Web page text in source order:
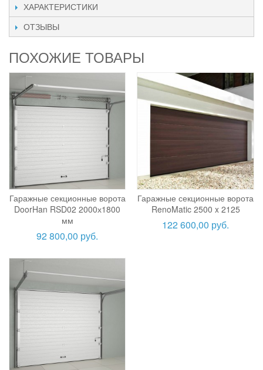
ХАРАКТЕРИСТИКИ
ОТЗЫВЫ
ПОХОЖИЕ ТОВАРЫ
Гаражные секционные ворота
DoorHan RSD02 2000х1800
мм
92 800,00 руб.
Гаражные секционные ворота
RenoMatic 2500 x 2125
122 600,00 руб.